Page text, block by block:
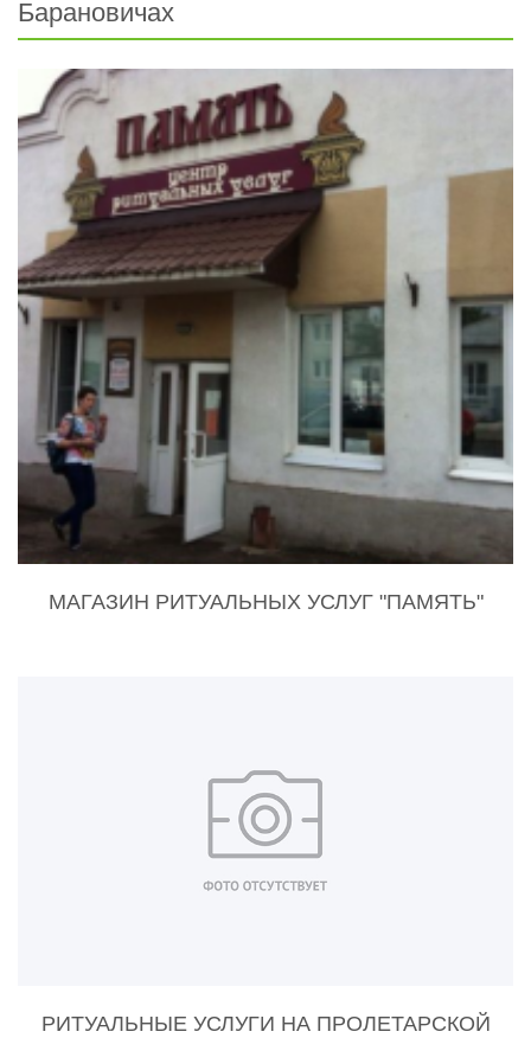
Барановичах
МАГАЗИН РИТУАЛЬНЫХ УСЛУГ "ПАМЯТЬ"
РИТУАЛЬНЫЕ УСЛУГИ НА ПРОЛЕТАРСКОЙ